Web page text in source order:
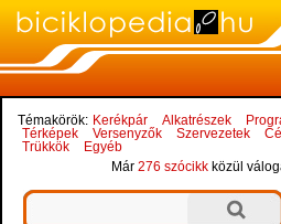
Témakörök: Kerékpár Alkatrészek
Térképek
Versenyzők Szervezetek
Trükkök
Egyéb
Már276 szócikk közül